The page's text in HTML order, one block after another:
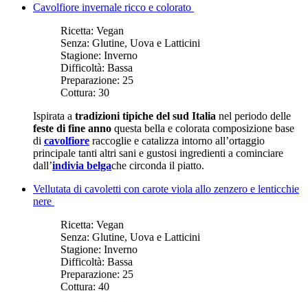
Cavolfiore invernale ricco e colorato
Ricetta: Vegan
Senza: Glutine, Uova e Latticini
Stagione: Inverno
Difficoltà: Bassa
Preparazione: 25
Cottura: 30
Ispirata a tradizioni tipiche del sud Italia nel periodo delle
feste di fine anno questa bella e colorata composizione base
di cavolfiore raccoglie e catalizza intorno all’ortaggio
principale tanti altri sani e gustosi ingredienti a cominciare
dall’indivia belgache circonda il piatto.
Vellutata di cavoletti con carote viola allo zenzero e lenticchie
nere
Ricetta: Vegan
Senza: Glutine, Uova e Latticini
Stagione: Inverno
Difficoltà: Bassa
Preparazione: 25
Cottura: 40